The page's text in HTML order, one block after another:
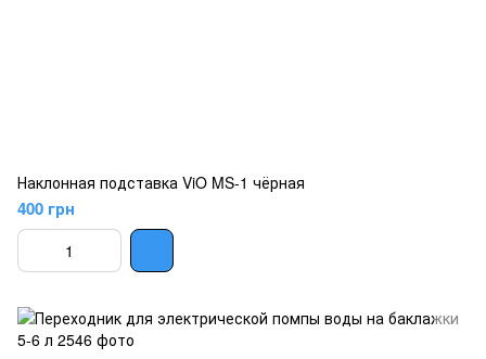
Наклонная подставка ViO MS-1 чёрная
400 грн